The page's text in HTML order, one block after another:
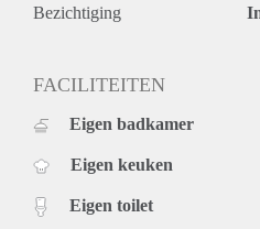
Bovenstaande gegevens
uitnodiging tot het doen van een
afmetingen zijn globaal en
Bezichtiging
FACILITEITEN
Eigen badkamer
Eigen keuken
Eigen toilet